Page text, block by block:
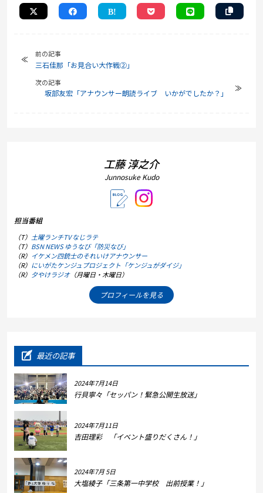
前の記事
三石佳那「お見合い大作戦②」
次の記事
坂部友宏「アナウンサー朗読ライブ いかがでしたか？」
工藤 淳之介
Junnosuke Kudo
担当番組
（T） 土曜ランチTV なじラテ
（T） BSN NEWS ゆうなび「防災なび」
（R） イケメン四銃士のそれいけアナウンサー
（R） にいがたケンジュプロジェクト「ケンジュがダイジ」
（R） 夕やけラジオ（月曜日・木曜日）
プロフィールを見る
最近の記事
2024年7月14日
行貝寧々「セッパン！緊急公開生放送」
2024年7月11日
吉田理彩 「イベント盛りだくさん！」
2024年7月 5日
大塩綾子「三条第一中学校 出前授業！」